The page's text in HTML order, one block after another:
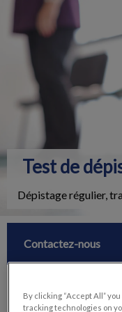
Test de
Dépistage régulier,
Contactez-nous
By clicking “Accept All”
tracking technologies on